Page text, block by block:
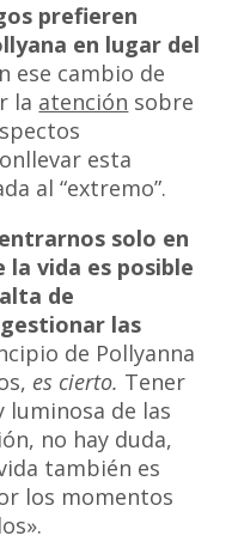
prefieren
en lugar del
ese cambio de
la atención sobre
esta
al “extremo”.
solo en
vida es posible
de
las
de Pollyanna
es cierto. Tener
luminosa de las
no hay duda,
también es
los momentos